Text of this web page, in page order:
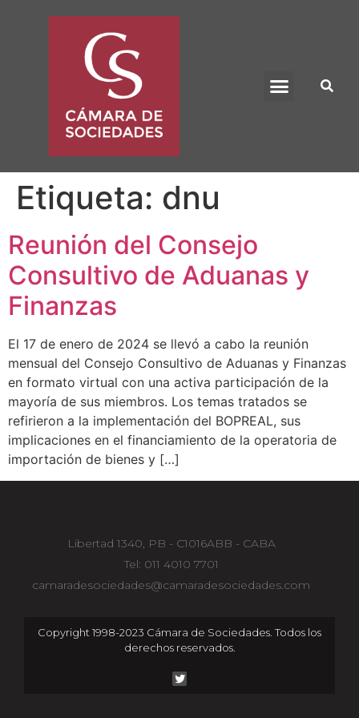
Etiqueta: dnu
Reunión del Consejo
Consultivo de Aduanas y
Finanzas
El 17 de enero de 2024 se llevó a cabo la reunión
mensual del Consejo Consultivo de Aduanas y Finanzas
en formato virtual con una activa participación de la
mayoría de sus miembros. Los temas tratados se
refirieron a la implementación del BOPREAL, sus
implicaciones en el financiamiento de la operatoria de
importación de bienes y […]
Libertad 1340, PB - C1016ABB - CABA
Tel: 011 4010 7701
camaradesociedades@camaradesociedades.com
Copyright 1998-2023 Cámara de Sociedades. Todos los
derechos reservados.